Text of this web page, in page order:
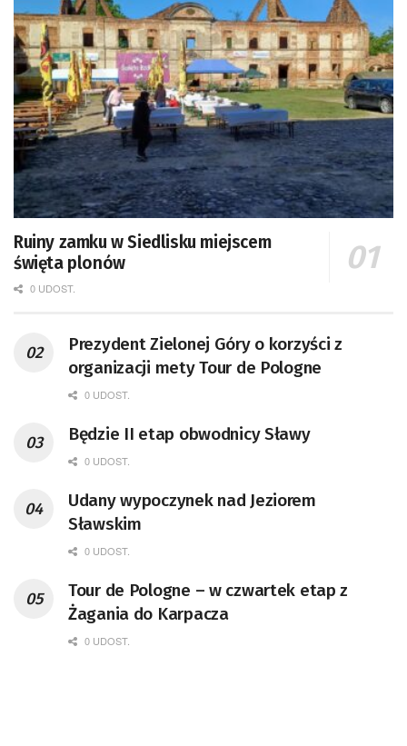
Ruiny zamku w Siedlisku miejscem
święta plonów
0 UDOST.
Prezydent Zielonej Góry o korzyści z
organizacji mety Tour de Pologne
0 UDOST.
Będzie II etap obwodnicy Sławy
0 UDOST.
Udany wypoczynek nad Jeziorem
Sławskim
0 UDOST.
Tour de Pologne – w czwartek etap z
Żagania do Karpacza
0 UDOST.